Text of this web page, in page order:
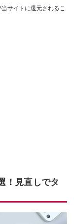
サイトに還元されるこ
！見直しでタ